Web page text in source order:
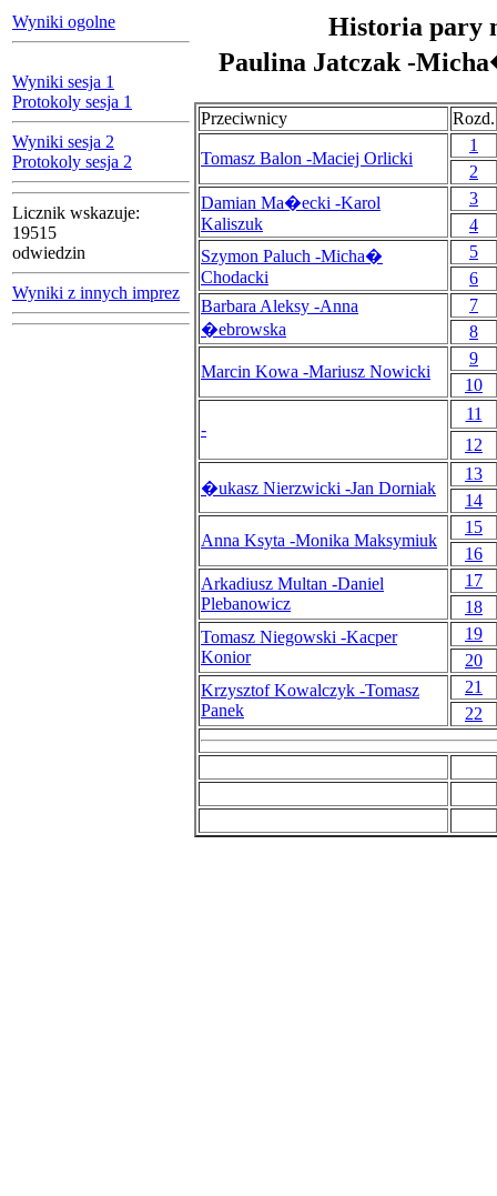
Wyniki ogolne
Wyniki sesja 1
Protokoly sesja 1
Wyniki sesja 2
Protokoly sesja 2
Licznik wskazuje:
19515
odwiedzin
Wyniki z innych imprez
Historia pary
Paulina Jatczak -
Przeciwnicy Rozd.
Tomasz Balon -Maciej Orlicki
1
2
Damian Ma�ecki -Karol
Kaliszuk
3
4
Szymon Paluch -Micha�
Chodacki
5
6
Barbara Aleksy -Anna
�ebrowska
7
8
Marcin Kowa -Mariusz Nowicki
9
10
-
11
12
�ukasz Nierzwicki -Jan Dorniak
13
14
Anna Ksyta -Monika Maksymiuk
15
16
Arkadiusz Multan -Daniel
Plebanowicz
17
18
Tomasz Niegowski -Kacper
Konior
19
20
Krzysztof Kowalczyk -Tomasz
Panek
21
22